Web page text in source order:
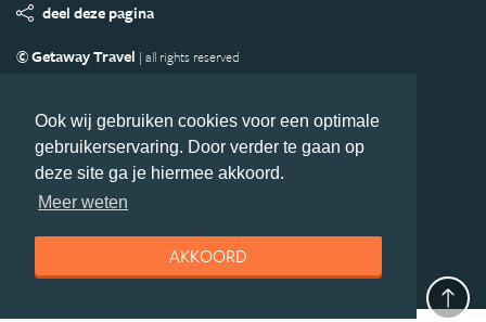
Ook wij gebruiken cookies voor een optimale
gebruikerservaring. Door verder te gaan op
deze site ga je hiermee akkoord.
Meer weten
AKKOORD
deel deze pagina
© Getaway Travel | all rights reserved
Copyright
Privacy statement Disclaimer
Cookies
Volg Oceanie.nl
Nieuwsbrief
Facebook